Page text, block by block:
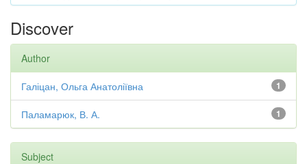
Discover
Author
1
Галіцан, Ольга Анатоліївна
1
Паламарюк, В. А.
Subject